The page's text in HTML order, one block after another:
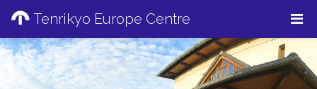
Tenrikyo Europe Centre